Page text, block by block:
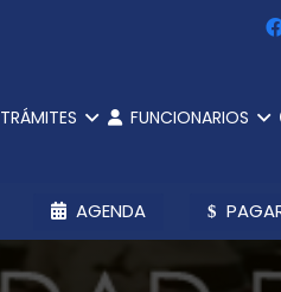
TRÁMITES FUNCIONARIOS
AGENDA